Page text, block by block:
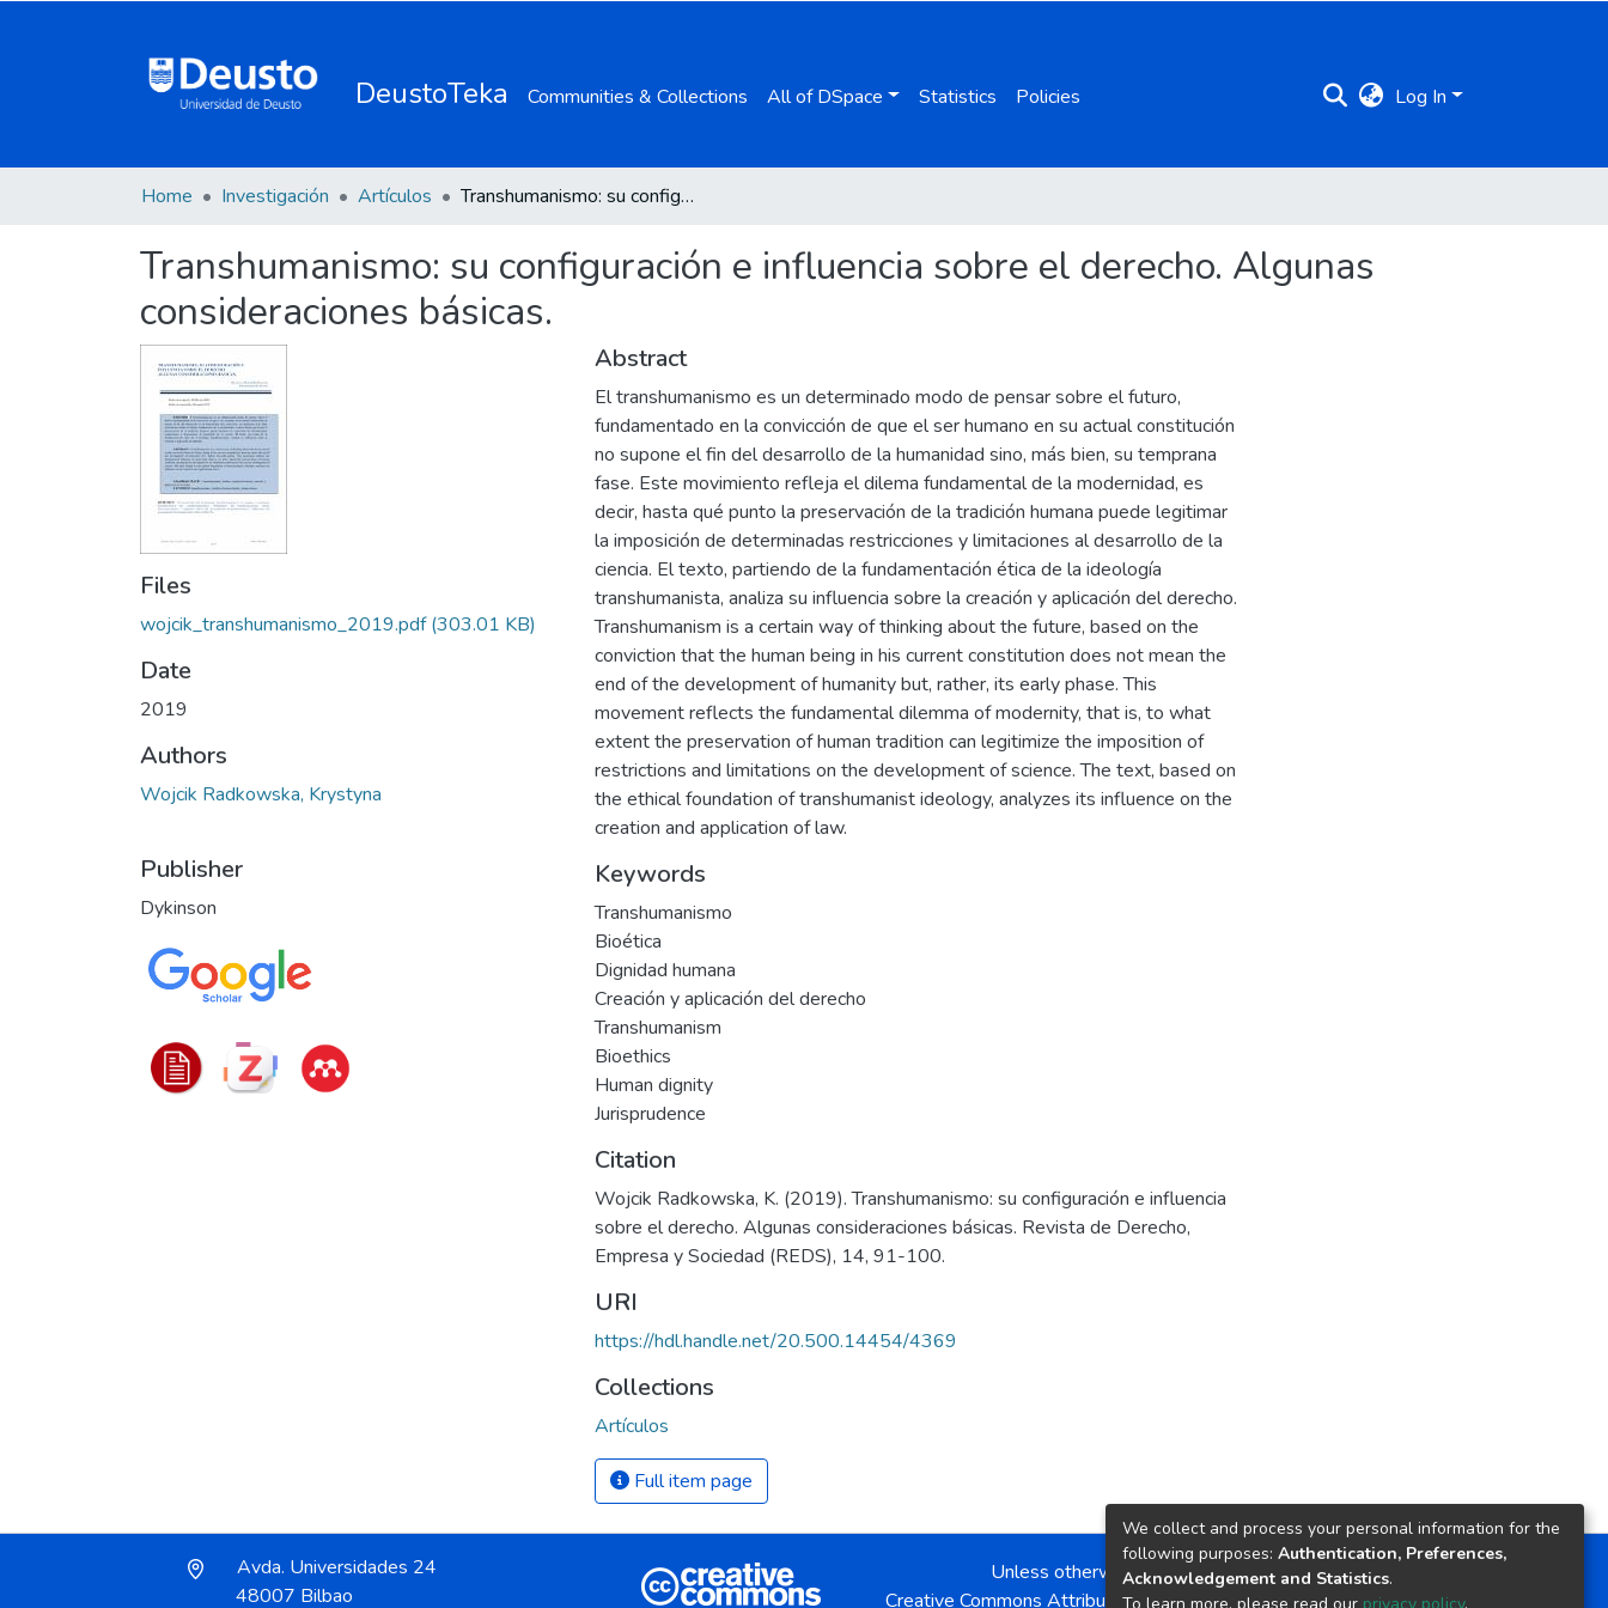
DeustoTeka Communities & Collections All of DSpace Statistics Policies Log In
Home Investigación Artículos Transhumanismo: su configuración e influencia sobre el derecho. Algunas consideraciones básicas.
Transhumanismo: su configuración e influencia sobre el derecho. Algunas
consideraciones básicas.
Files
wojcik_transhumanismo_2019.pdf(303.01 KB)
Date
2019
Authors
Wojcik Radkowska, Krystyna
Publisher
Dykinson
Abstract
El transhumanismo es un determinado modo de pensar sobre el futuro,
fundamentado en la convicción de que el ser humano en su actual constitución
no supone el fin del desarrollo de la humanidad sino, más bien, su temprana
fase. Este movimiento refleja el dilema fundamental de la modernidad, es
decir, hasta qué punto la preservación de la tradición humana puede legitimar
la imposición de determinadas restricciones y limitaciones al desarrollo de la
ciencia. El texto, partiendo de la fundamentación ética de la ideología
transhumanista, analiza su influencia sobre la creación y aplicación del derecho.
Transhumanism is a certain way of thinking about the future, based on the
conviction that the human being in his current constitution does not mean the
end of the development of humanity but, rather, its early phase. This
movement reflects the fundamental dilemma of modernity, that is, to what
extent the preservation of human tradition can legitimize the imposition of
restrictions and limitations on the development of science. The text, based on
the ethical foundation of transhumanist ideology, analyzes its influence on the
creation and application of law.
Keywords
Transhumanismo
Bioética
Dignidad humana
Creación y aplicación del derecho
Transhumanism
Bioethics
Human dignity
Jurisprudence
Citation
Wojcik Radkowska, K. (2019). Transhumanismo: su configuración e influencia
sobre el derecho. Algunas consideraciones básicas. Revista de Derecho,
Empresa y Sociedad (REDS), 14, 91-100.
URI
https://hdl.handle.net/20.500.14454/4369
Collections
Artículos
Full item page
Avda. Universidades 24
48007 Bilbao
Unless otherwise noted, the item license is described as:
Creative Commons Attribution-NonCommercial-NoDerivs 4.0 License
We collect and process your personal information for the
following purposes: Authentication, Preferences,
Acknowledgement and Statistics.